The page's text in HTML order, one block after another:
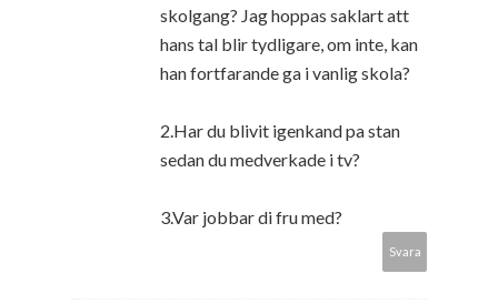
skolgang? Jag hoppas saklart att
hans tal blir tydligare, om inte, kan
han fortfarande ga i vanlig skola?
2.Har du blivit igenkand pa stan
sedan du medverkade i tv?
3.Var jobbar di fru med?
Svara